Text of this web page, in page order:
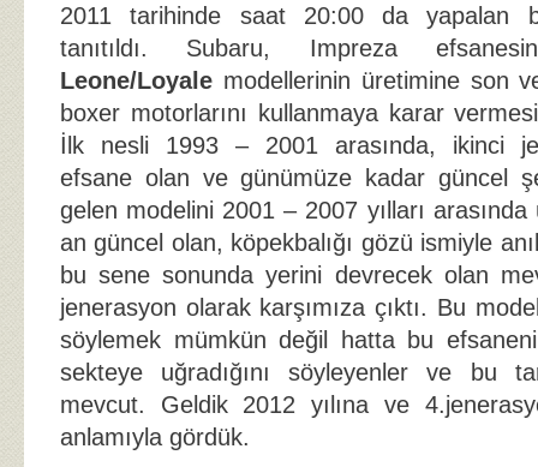
2011 tarihinde saat 20:00 da yapalan
tanıtıldı. Subaru, Impreza
Leone/Loyale modellerinin üretimine son
boxer motorlarını kullanmaya karar
İlk nesli 1993 – 2001 arasında, ikinci
efsane olan ve günümüze kadar güncel
gelen modelini 2001 – 2007 yılları
an güncel olan, köpekbalığı gözü ismiyle
bu sene sonunda yerini devrecek olan
jenerasyon olarak karşımıza çıktı. Bu
söylemek mümkün değil hatta bu
sekteye uğradığını söyleyenler ve bu
mevcut. Geldik 2012 yılına ve
anlamıyla gördük.